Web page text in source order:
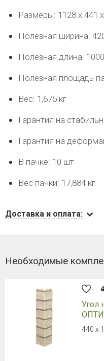
Размеры: 1128 х 441
Полезная ширина:
Полезная длина:
Полезная площадь
Вес: 1,675 кг
Гарантия на
Гарантия на
В пачке: 10 шт
Вес пачки: 17,884 кг
Доставка и оплата:
Необходимые
Угол
440 х